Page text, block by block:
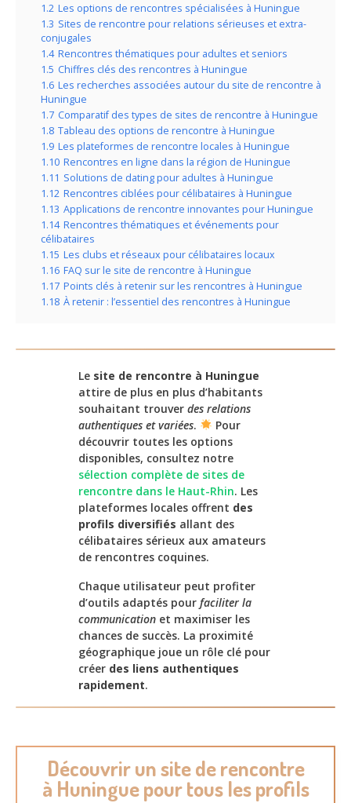
1.2 Les options de rencontres spécialisées à Huningue
1.3 Sites de rencontre pour relations sérieuses et extra-
conjugales
1.4 Rencontres thématiques pour adultes et seniors
1.5 Chiffres clés des rencontres à Huningue
1.6 Les recherches associées autour du site de rencontre à
Huningue
1.7 Comparatif des types de sites de rencontre à Huningue
1.8 Tableau des options de rencontre à Huningue
1.9 Les plateformes de rencontre locales à Huningue
1.10 Rencontres en ligne dans la région de Huningue
1.11 Solutions de dating pour adultes à Huningue
1.12 Rencontres ciblées pour célibataires à Huningue
1.13 Applications de rencontre innovantes pour Huningue
1.14 Rencontres thématiques et événements pour
célibataires
1.15 Les clubs et réseaux pour célibataires locaux
1.16 FAQ sur le site de rencontre à Huningue
1.17 Points clés à retenir sur les rencontres à Huningue
1.18 À retenir : l’essentiel des rencontres à Huningue
Le site de rencontre à Huningue
attire de plus en plus d’habitants
souhaitant trouver des relations
authentiques et variées.
Pour
découvrir toutes les options
disponibles, consultez notre
sélection complète de sites de
rencontre dans le Haut-Rhin. Les
plateformes locales offrent des
profils diversifiés allant des
célibataires sérieux aux amateurs
de rencontres coquines.
Chaque utilisateur peut profiter
d’outils adaptés pour faciliter la
communication et maximiser les
chances de succès. La proximité
géographique joue un rôle clé pour
créer des liens authentiques
rapidement.
Découvrir un site de rencontre
à Huningue pour tous les profils